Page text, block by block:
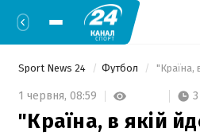
Sport News 24 Футбол
1 червня, 08:59
"Країна, в якій